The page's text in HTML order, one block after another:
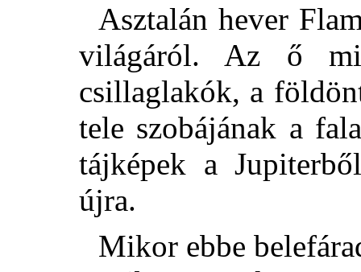
Asztalán hever
világáról. Az ő
csillaglakók, a
tele szobájának a
tájképek a
újra.
Mikor ebbe